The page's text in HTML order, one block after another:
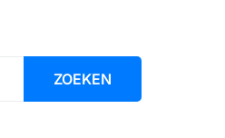
ZOEKEN